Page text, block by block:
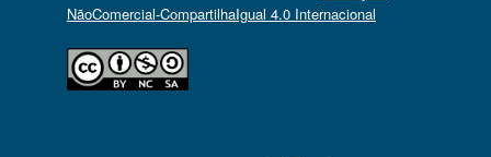
NãoComercial-CompartilhaIgual 4.0 Internacional